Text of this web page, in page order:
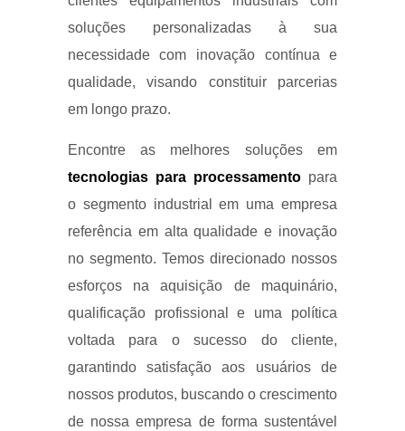
soluções personalizadas à sua
necessidade com inovação contínua e
qualidade, visando constituir parcerias
em longo prazo.
Encontre as melhores soluções em
tecnologias para processamento para
o segmento industrial em uma empresa
referência em alta qualidade e inovação
no segmento. Temos direcionado nossos
esforços na aquisição de maquinário,
qualificação profissional e uma política
voltada para o sucesso do cliente,
garantindo satisfação aos usuários de
nossos produtos, buscando o crescimento
de nossa empresa de forma sustentável